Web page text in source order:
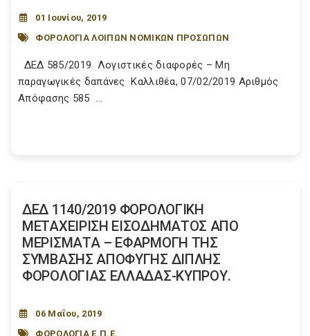
01 Ιουνίου, 2019
ΦΟΡΟΛΟΓΙΑ ΛΟΙΠΩΝ ΝΟΜΙΚΩΝ ΠΡΟΣΩΠΩΝ
ΔΕΔ 585/2019 Λογιστικές διαφορές – Μη
παραγωγικές δαπάνες Καλλιθέα, 07/02/2019 Αριθμός
Απόφασης 585 ...
ΔΕΔ 1140/2019 ΦΟΡΟΛΟΓΙΚΗ
ΜΕΤΑΧΕΙΡΙΣΗ ΕΙΣΟΔΗΜΑΤΟΣ ΑΠΟ
ΜΕΡΙΣΜΑΤΑ – ΕΦΑΡΜΟΓΗ ΤΗΣ
ΣΥΜΒΑΣΗΣ ΑΠΟΦΥΓΗΣ ΔΙΠΛΗΣ
ΦΟΡΟΛΟΓΙΑΣ ΕΛΛΑΔΑΣ-ΚΥΠΡΟΥ.
06 Μαΐου, 2019
ΦΟΡΟΛΟΓΙΑ Ε.Π.Ε.